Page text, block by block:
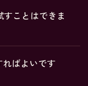
すことはできま
ばよいです